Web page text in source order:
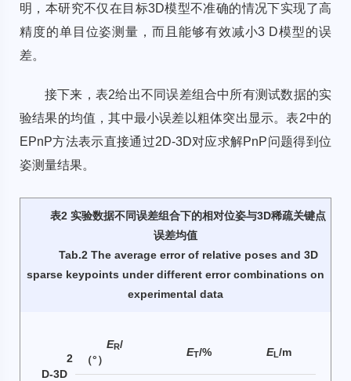
明，本研究不仅在目标3D模型不准确的情况下实现了高
精度的单目位姿测量，而且能够有效减小3 D模型的误
差。
接下来， 表2给出不同误差组合中所有测试数据的实
验结果的均值，其中最小误差以粗体突出显示。表2中的
EPnP方法表示直接通过2D-3D对应求解PnP问题得到位
姿测量结果。
表2 实验数据不同误差组合下的相对位姿与3D稀疏关键点
误差均值
Tab.2 The average error of relative poses and 3D
sparse keypoints under different error combinations on
experimental data
2
D-3D
ER/
（°）
ET/% EL/m